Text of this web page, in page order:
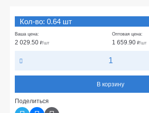
Кол-во: 0.64 шт
Ваша цена:
2 029.50 ₽/шт
Оптовая цена:
1 659.90 ₽/шт
В корзину
Поделиться